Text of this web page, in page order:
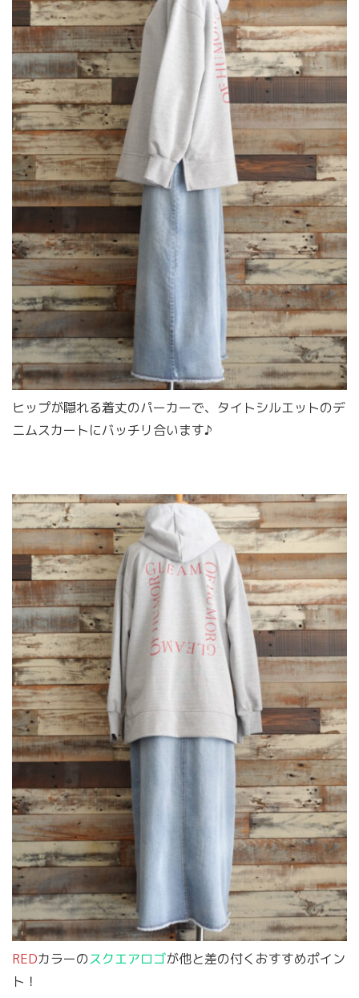
ヒップが隠れる着丈のパーカーで、タイトシルエットのデ
ニムスカートにバッチリ合います♪
REDカラーのスクエアロゴが他と差の付くおすすめポイン
ト！